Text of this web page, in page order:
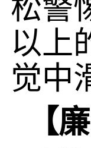
松警
以上
觉中
【